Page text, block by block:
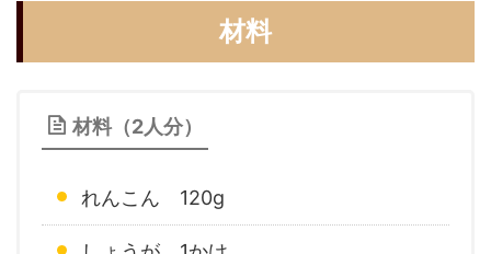
材料
材料（2人分）
れんこん 120g